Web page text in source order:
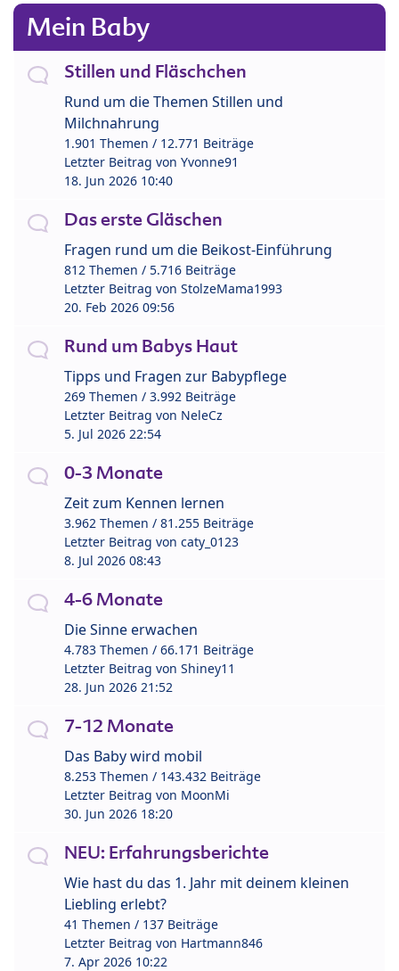
Mein Baby
Stillen und Fläschchen
Rund um die Themen Stillen und
Milchnahrung
1.901 Themen / 12.771 Beiträge
Letzter Beitrag von Yvonne91
18. Jun 2026 10:40
Das erste Gläschen
Fragen rund um die Beikost-Einführung
812 Themen / 5.716 Beiträge
Letzter Beitrag von StolzeMama1993
20. Feb 2026 09:56
Rund um Babys Haut
Tipps und Fragen zur Babypflege
269 Themen / 3.992 Beiträge
Letzter Beitrag von NeleCz
5. Jul 2026 22:54
0-3 Monate
Zeit zum Kennen lernen
3.962 Themen / 81.255 Beiträge
Letzter Beitrag von caty_0123
8. Jul 2026 08:43
4-6 Monate
Die Sinne erwachen
4.783 Themen / 66.171 Beiträge
Letzter Beitrag von Shiney11
28. Jun 2026 21:52
7-12 Monate
Das Baby wird mobil
8.253 Themen / 143.432 Beiträge
Letzter Beitrag von MoonMi
30. Jun 2026 18:20
NEU: Erfahrungsberichte
Wie hast du das 1. Jahr mit deinem kleinen
Liebling erlebt?
41 Themen / 137 Beiträge
Letzter Beitrag von Hartmann846
7. Apr 2026 10:22